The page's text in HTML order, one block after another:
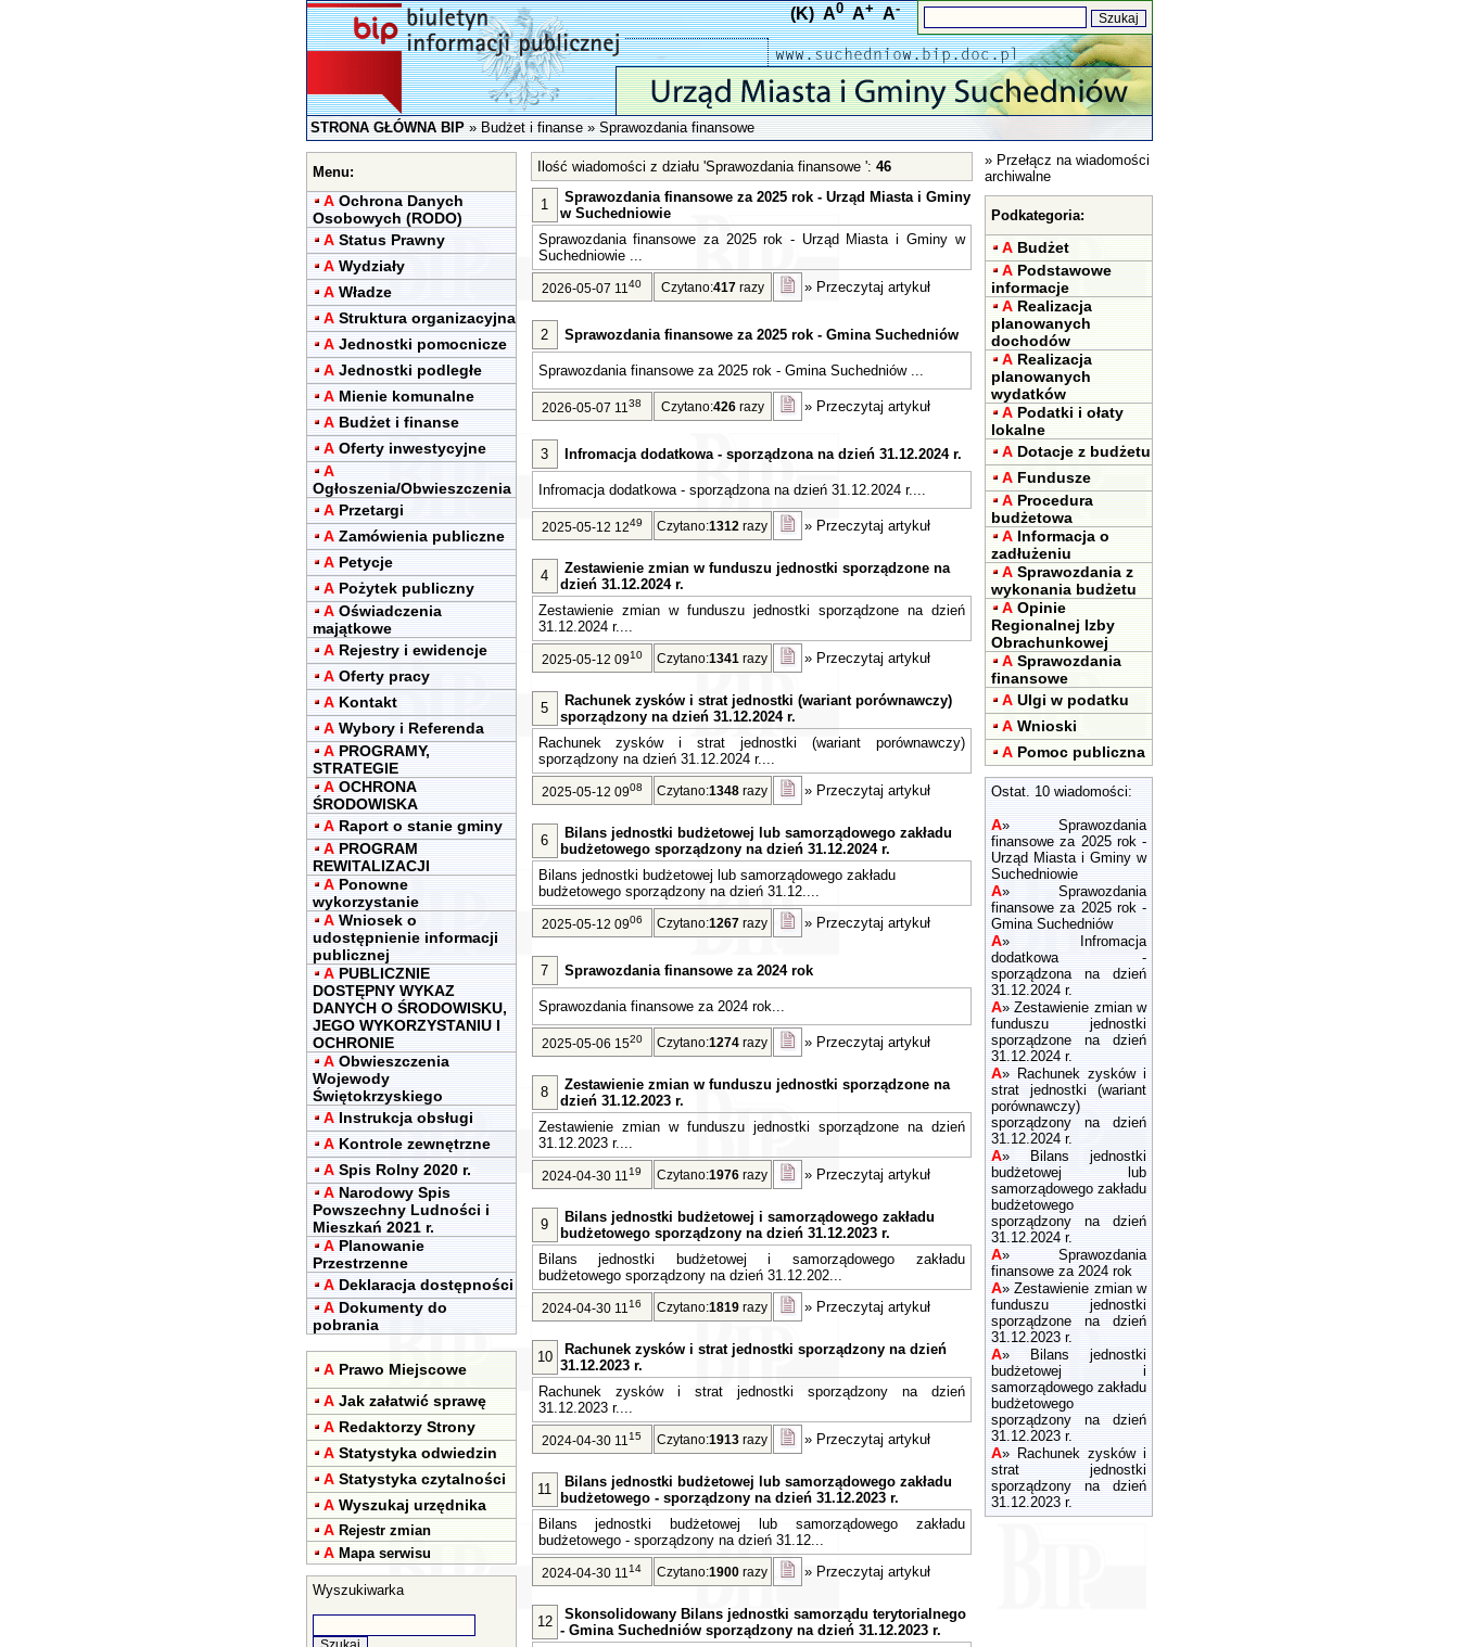
(K) A0 A+ A-
STRONA GŁÓWNA BIP»Budżet i finanse»Sprawozdania finansowe
Menu:
A Ochrona Danych
Osobowych (RODO)
A Status Prawny
A Wydziały
A Władze
A Struktura organizacyjna
A Jednostki pomocnicze
A Jednostki podległe
A Mienie komunalne
A Budżet i finanse
A Oferty inwestycyjne
A
Ogłoszenia/Obwieszczenia
A Przetargi
A Zamówienia publiczne
A Petycje
A Pożytek publiczny
A Oświadczenia
majątkowe
A Rejestry i ewidencje
A Oferty pracy
A Kontakt
A Wybory i Referenda
A PROGRAMY,
STRATEGIE
A OCHRONA
ŚRODOWISKA
A Raport o stanie gminy
A PROGRAM
REWITALIZACJI
A Ponowne
wykorzystanie
A Wniosek o
udostępnienie informacji
publicznej
A PUBLICZNIE
DOSTĘPNY WYKAZ
DANYCH O ŚRODOWISKU,
JEGO WYKORZYSTANIU I
OCHRONIE
A Obwieszczenia
Wojewody
Świętokrzyskiego
A Instrukcja obsługi
A Kontrole zewnętrzne
A Spis Rolny 2020 r.
A Narodowy Spis
Powszechny Ludności i
Mieszkań 2021 r.
A Planowanie
Przestrzenne
A Deklaracja dostępności
A Dokumenty do
pobrania
A Prawo Miejscowe
A Jak załatwić sprawę
A Redaktorzy Strony
A Statystyka odwiedzin
A Statystyka czytalności
A Wyszukaj urzędnika
A Rejestr zmian
A Mapa serwisu
Wyszukiwarka
Ilość wiadomości z działu 'Sprawozdania finansowe ': 46
1
Sprawozdania finansowe za 2025 rok - Urząd Miasta i Gminy
w Suchedniowie
Sprawozdania finansowe za 2025 rok - Urząd Miasta i Gminy w
Suchedniowie ...
2026-05-07 1140 Czytano:417razy » Przeczytaj artykuł
2 Sprawozdania finansowe za 2025 rok - Gmina Suchedniów
Sprawozdania finansowe za 2025 rok - Gmina Suchedniów ...
2026-05-07 1138 Czytano:426razy » Przeczytaj artykuł
3 Infromacja dodatkowa - sporządzona na dzień 31.12.2024 r.
Infromacja dodatkowa - sporządzona na dzień 31.12.2024 r....
2025-05-12 1249 Czytano:1312 razy » Przeczytaj artykuł
4
Zestawienie zmian w funduszu jednostki sporządzone na
dzień 31.12.2024 r.
Zestawienie zmian w funduszu jednostki sporządzone na dzień
31.12.2024 r....
2025-05-12 0910 Czytano:1341 razy » Przeczytaj artykuł
5
Rachunek zysków i strat jednostki (wariant porównawczy)
sporządzony na dzień 31.12.2024 r.
Rachunek zysków i strat jednostki (wariant porównawczy)
sporządzony na dzień 31.12.2024 r....
2025-05-12 0908 Czytano:1348 razy » Przeczytaj artykuł
6
Bilans jednostki budżetowej lub samorządowego zakładu
budżetowego sporządzony na dzień 31.12.2024 r.
Bilans jednostki budżetowej lub samorządowego zakładu
budżetowego sporządzony na dzień 31.12....
2025-05-12 0906 Czytano:1267 razy » Przeczytaj artykuł
7 Sprawozdania finansowe za 2024 rok
Sprawozdania finansowe za 2024 rok...
2025-05-06 1520 Czytano:1274 razy » Przeczytaj artykuł
8
Zestawienie zmian w funduszu jednostki sporządzone na
dzień 31.12.2023 r.
Zestawienie zmian w funduszu jednostki sporządzone na dzień
31.12.2023 r....
2024-04-30 1119 Czytano:1976 razy » Przeczytaj artykuł
9
Bilans jednostki budżetowej i samorządowego zakładu
budżetowego sporządzony na dzień 31.12.2023 r.
Bilans jednostki budżetowej i samorządowego zakładu
budżetowego sporządzony na dzień 31.12.202...
2024-04-30 1116 Czytano:1819 razy » Przeczytaj artykuł
10
Rachunek zysków i strat jednostki sporządzony na dzień
31.12.2023 r.
Rachunek zysków i strat jednostki sporządzony na dzień
31.12.2023 r....
2024-04-30 1115 Czytano:1913 razy » Przeczytaj artykuł
11
Bilans jednostki budżetowej lub samorządowego zakładu
budżetowego - sporządzony na dzień 31.12.2023 r.
Bilans jednostki budżetowej lub samorządowego zakładu
budżetowego - sporządzony na dzień 31.12...
2024-04-30 1114 Czytano:1900 razy » Przeczytaj artykuł
12
Skonsolidowany Bilans jednostki samorządu terytorialnego
- Gmina Suchedniów sporządzony na dzień 31.12.2023 r.
» Przełącz na wiadomości
archiwalne
Podkategoria:
A Budżet
A Podstawowe
informacje
A Realizacja
planowanych
dochodów
A Realizacja
planowanych
wydatków
A Podatki i ołaty
lokalne
A Dotacje z budżetu
A Fundusze
A Procedura
budżetowa
A Informacja o
zadłużeniu
A Sprawozdania z
wykonania budżetu
A Opinie
Regionalnej Izby
Obrachunkowej
A Sprawozdania
finansowe
A Ulgi w podatku
A Wnioski
A Pomoc publiczna
Ostat. 10 wiadomości:
A» Sprawozdania
finansowe za 2025 rok -
Urząd Miasta i Gminy w
Suchedniowie
A» Sprawozdania
finansowe za 2025 rok -
Gmina Suchedniów
A»
Infromacja
dodatkowa -
sporządzona na dzień
31.12.2024 r.
A»Zestawienie zmian w
funduszu jednostki
sporządzone na dzień
31.12.2024 r.
A» Rachunek zysków i
strat jednostki (wariant
porównawczy)
sporządzony na dzień
31.12.2024 r.
A»
Bilans jednostki
budżetowej lub
samorządowego zakładu
budżetowego
sporządzony na dzień
31.12.2024 r.
A» Sprawozdania
finansowe za 2024 rok
A»Zestawienie zmian w
funduszu jednostki
sporządzone na dzień
31.12.2023 r.
A»
Bilans jednostki
budżetowej i
samorządowego zakładu
budżetowego
sporządzony na dzień
31.12.2023 r.
A» Rachunek zysków i
strat jednostki
sporządzony na dzień
31.12.2023 r.